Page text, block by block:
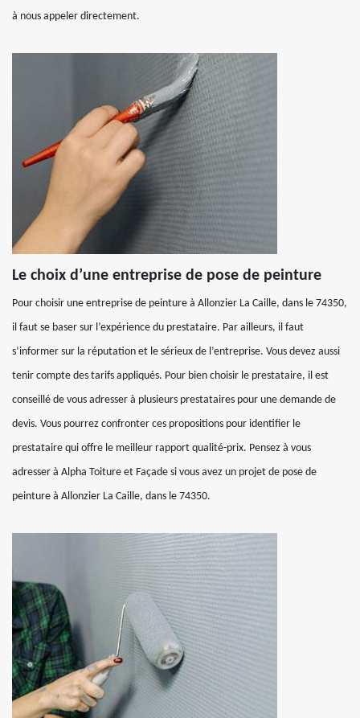
à nous appeler directement.
Le choix d’une entreprise de pose de peinture
Pour choisir une entreprise de peinture à Allonzier La Caille, dans le 74350,
il faut se baser sur l’expérience du prestataire. Par ailleurs, il faut
s’informer sur la réputation et le sérieux de l’entreprise. Vous devez aussi
tenir compte des tarifs appliqués. Pour bien choisir le prestataire, il est
conseillé de vous adresser à plusieurs prestataires pour une demande de
devis. Vous pourrez confronter ces propositions pour identifier le
prestataire qui offre le meilleur rapport qualité-prix. Pensez à vous
adresser à Alpha Toiture et Façade si vous avez un projet de pose de
peinture à Allonzier La Caille, dans le 74350.